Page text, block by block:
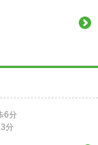
6分
分